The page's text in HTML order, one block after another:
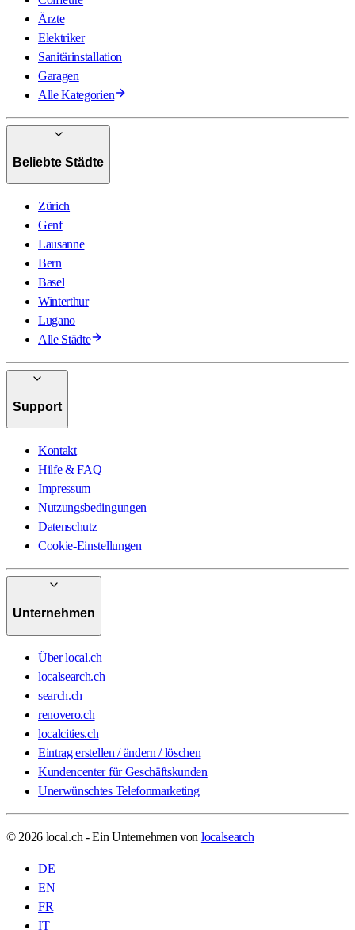
Ärzte
Elektriker
Sanitärinstallation
Garagen
Alle Kategorien
Beliebte Städte
Zürich
Genf
Lausanne
Bern
Basel
Winterthur
Lugano
Alle Städte
Support
Kontakt
Hilfe & FAQ
Impressum
Nutzungsbedingungen
Datenschutz
Cookie-Einstellungen
Unternehmen
Über local.ch
localsearch.ch
search.ch
renovero.ch
localcities.ch
Eintrag erstellen / ändern / löschen
Kundencenter für Geschäftskunden
Unerwünschtes Telefonmarketing
© 2026 local.ch - Ein Unternehmen von localsearch
DE
EN
FR
IT